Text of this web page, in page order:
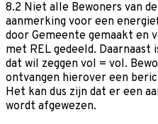
8.2 Niet alle Bewoners van
aanmerking voor een
door Gemeente gemaakt en
met REL gedeeld.
dat wil zeggen vol = vol.
ontvangen hierover een
Het kan dus zijn dat er een
wordt afgewezen.